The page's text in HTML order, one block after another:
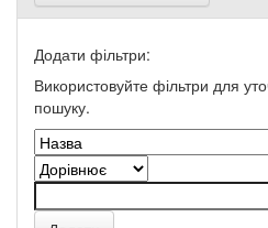
Додати фільтри:
Використовуйте фільтри для
пошуку.